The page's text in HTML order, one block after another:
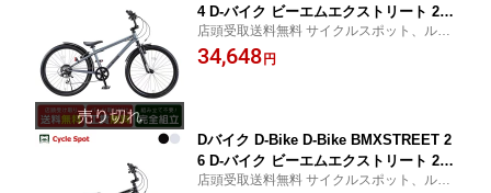
4 D-バイク ビーエムエクストリート 24
男の子 キッズ 子供用 自転車 24インチ 8
歳〜11歳 6段変速 [D-Bike BMXSTREET
店頭受取送料無料 サイクルスポット、ルサ
イク店舗受取指定で、防犯登録可・盗難補
償に加入可・即乗車可・不要車引取可
34,648円
Dバイク D-Bike D-Bike BMXSTREET 2
6 D-バイク ビーエムエクストリート 26
男の子 キッズ 子供用 自転車 26インチ 6
店頭受取送料無料 サイクルスポット、ルサ